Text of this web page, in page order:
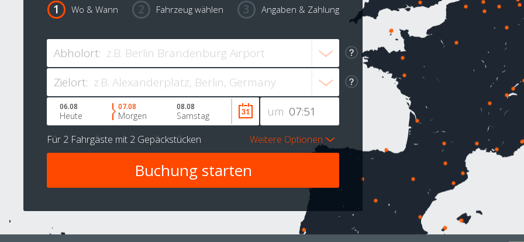
Wo & Wann Fahrzeug wählen Angaben & Zahlung
Abholort:
Zielort:
um
06.08
Heute
07.08
Morgen
08.08
Samstag
Für 2 Fahrgäste mit 2 Gepäckstücken Weitere Optionen